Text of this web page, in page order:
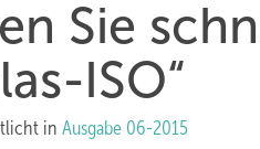
Sie
ISO“
in Ausgabe 06-2015